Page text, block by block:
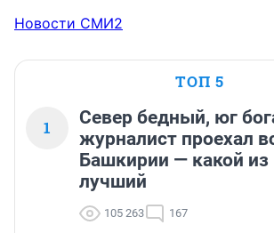
Новости СМИ2
ТОП 5
1
Север бедный, юг
журналист проехал
Башкирии — какой из
лучший
105 263 167